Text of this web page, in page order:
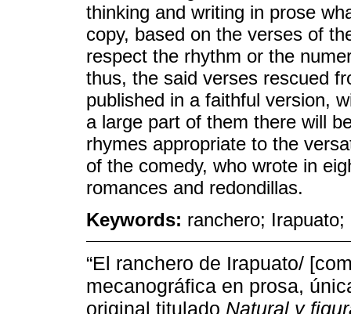
thinking and writing in prose
copy, based on the verses of
respect the rhythm or the
thus, the said verses rescued
published in a faithful version,
a large part of them there will
rhymes appropriate to the
of the comedy, who wrote in
romances and redondillas.
Keywords: ranchero;
“El ranchero de Irapuato/
mecanográfica en prosa,
original titulado Natural y